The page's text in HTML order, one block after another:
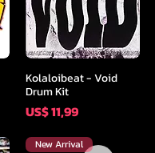
Snel overzicht
Kolaloibeat - Void
Drum Kit
Prijs
US$ 11,99
New Arrival